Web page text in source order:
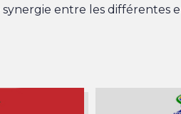
entre les différentes